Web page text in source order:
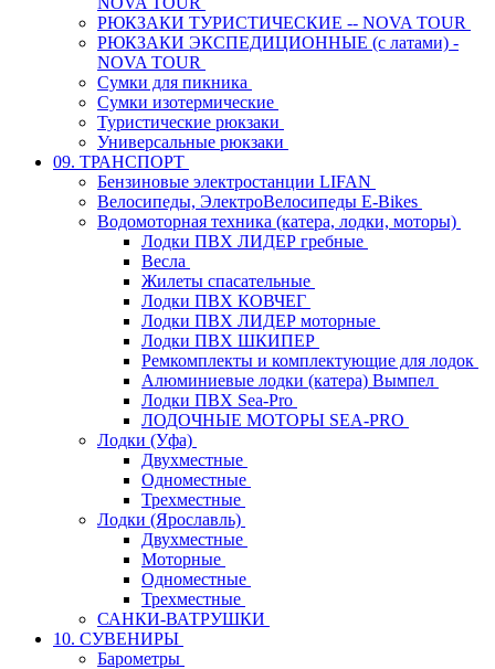
РЮКЗАКИ ТУРИСТИЧЕСКИЕ -- NOVA TOUR
РЮКЗАКИ ЭКСПЕДИЦИОННЫЕ (с латами) -
NOVA TOUR
Сумки для пикника
Сумки изотермические
Туристические рюкзаки
Универсальные рюкзаки
09. ТРАНСПОРТ
Бензиновые электростанции LIFAN
Велосипеды, ЭлектроВелосипеды E-Bikes
Водомоторная техника (катера, лодки, моторы)
Лодки ПВХ ЛИДЕР гребные
Весла
Жилеты спасательные
Лодки ПВХ КОВЧЕГ
Лодки ПВХ ЛИДЕР моторные
Лодки ПВХ ШКИПЕР
Ремкомплекты и комплектующие для лодок
Алюминиевые лодки (катера) Вымпел
Лодки ПВХ Sea-Pro
ЛОДОЧНЫЕ МОТОРЫ SEA-PRO
Лодки (Уфа)
Двухместные
Одноместные
Трехместные
Лодки (Ярославль)
Двухместные
Моторные
Одноместные
Трехместные
САНКИ-ВАТРУШКИ
10. СУВЕНИРЫ
Барометры